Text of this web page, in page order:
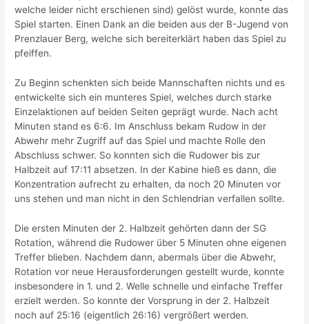
welche leider nicht erschienen sind) gelöst wurde, konnte das
Spiel starten. Einen Dank an die beiden aus der B-Jugend von
Prenzlauer Berg, welche sich bereiterklärt haben das Spiel zu
pfeiffen.
Zu Beginn schenkten sich beide Mannschaften nichts und es
entwickelte sich ein munteres Spiel, welches durch starke
Einzelaktionen auf beiden Seiten geprägt wurde. Nach acht
Minuten stand es 6:6. Im Anschluss bekam Rudow in der
Abwehr mehr Zugriff auf das Spiel und machte Rolle den
Abschluss schwer. So konnten sich die Rudower bis zur
Halbzeit auf 17:11 absetzen. In der Kabine hieß es dann, die
Konzentration aufrecht zu erhalten, da noch 20 Minuten vor
uns stehen und man nicht in den Schlendrian verfallen sollte.
Die ersten Minuten der 2. Halbzeit gehörten dann der SG
Rotation, während die Rudower über 5 Minuten ohne eigenen
Treffer blieben. Nachdem dann, abermals über die Abwehr,
Rotation vor neue Herausforderungen gestellt wurde, konnte
insbesondere in 1. und 2. Welle schnelle und einfache Treffer
erzielt werden. So konnte der Vorsprung in der 2. Halbzeit
noch auf 25:16 (eigentlich 26:16) vergrößert werden.